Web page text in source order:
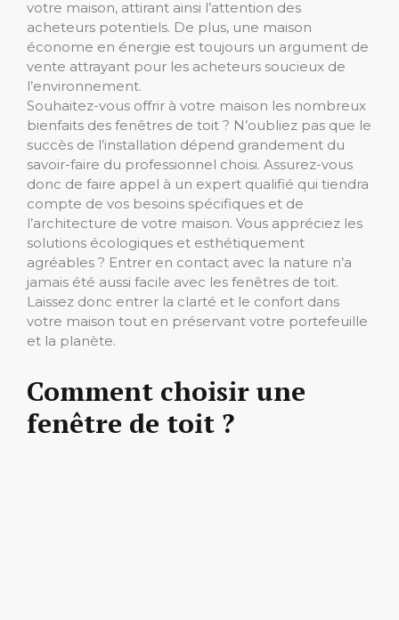
votre maison, attirant ainsi l’attention des
acheteurs potentiels. De plus, une maison
économe en énergie est toujours un argument de
vente attrayant pour les acheteurs soucieux de
l’environnement.
Souhaitez-vous offrir à votre maison les nombreux
bienfaits des fenêtres de toit ? N’oubliez pas que le
succès de l’installation dépend grandement du
savoir-faire du professionnel choisi. Assurez-vous
donc de faire appel à un expert qualifié qui tiendra
compte de vos besoins spécifiques et de
l’architecture de votre maison. Vous appréciez les
solutions écologiques et esthétiquement
agréables ? Entrer en contact avec la nature n’a
jamais été aussi facile avec les fenêtres de toit.
Laissez donc entrer la clarté et le confort dans
votre maison tout en préservant votre portefeuille
et la planète.
Comment choisir une
fenêtre de toit ?